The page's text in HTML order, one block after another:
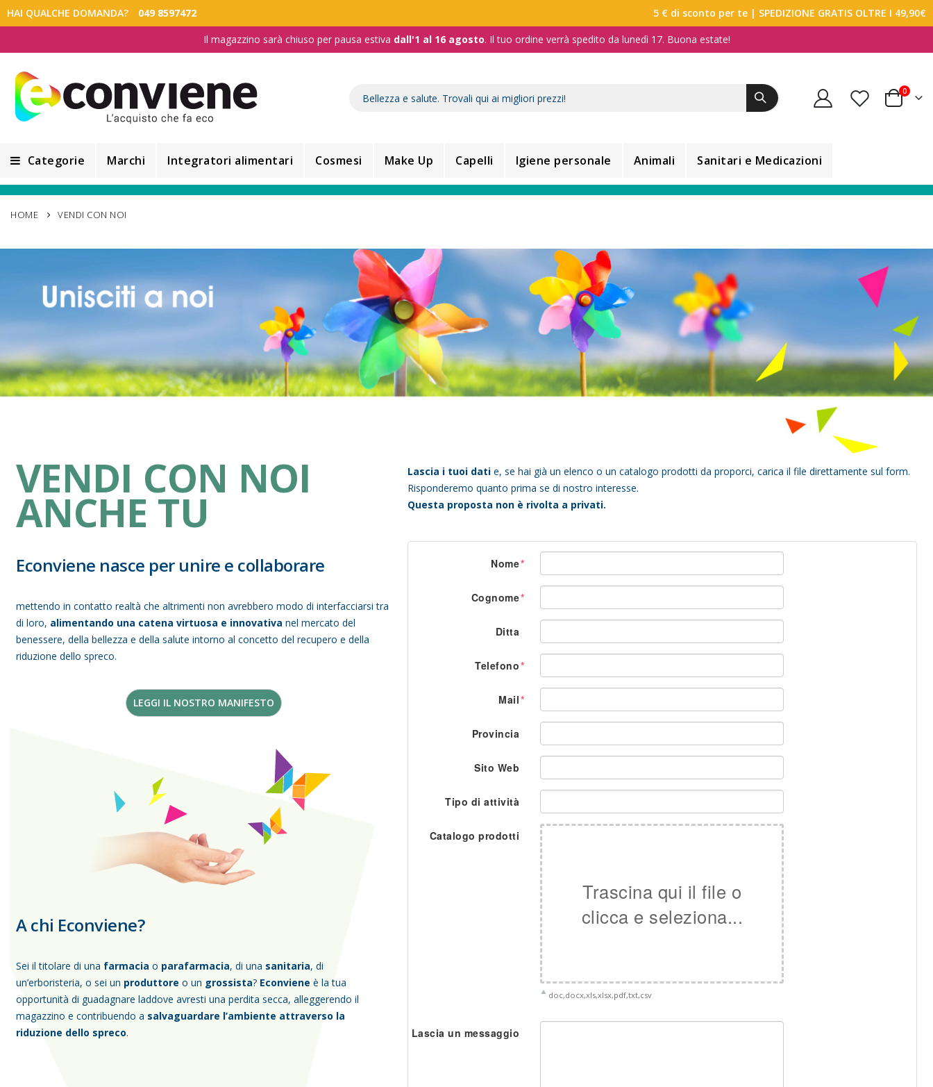
HAI QUALCHE DOMANDA? 049 8597472 5 € di sconto per te | SPEDIZIONE GRATIS OLTRE I 49,90€
Il magazzino sarà chiuso per pausa estiva dall'1 al 16 agosto. Il tuo ordine verrà spedito da lunedì 17. Buona estate!
Carrello
0
Categorie
Cosmetici Naturali
Make Up
Capelli
Igiene personale
Animali
Cura della Casa
Apparecchiature Elettromedicali
ZERO SPRECO
Promozioni
Mistery Box
Marchi Integratori alimentari Cosmesi Make Up Capelli Igiene personale Animali Sanitari e Medicazioni
HOME VENDI CON NOI
VENDI CON NOI
ANCHE TU
Econviene nasce per unire e collaborare
mettendo in contatto realtà che altrimenti non avrebbero modo di interfacciarsi tra
di loro, alimentando una catena virtuosa e innovativa nel mercato del
benessere, della bellezza e della salute intorno al concetto del recupero e della
riduzione dello spreco.
LEGGI IL NOSTRO MANIFESTO
A chi Econviene?
Sei il titolare di una farmacia o parafarmacia, di una sanitaria, di
un’erboristeria, o sei un produttore o un grossista? Econviene è la tua
opportunità di guadagnare laddove avresti una perdita secca, alleggerendo il
magazzino e contribuendo a salvaguardare l’ambiente attraverso la
riduzione dello spreco.
Lascia i tuoi dati e, se hai già un elenco o un catalogo prodotti da proporci, carica il file direttamente sul form.
Risponderemo quanto prima se di nostro interesse.
Questa proposta non è rivolta a privati.
Nome
Cognome
Ditta
Telefono
Mail
Provincia
Sito Web
Tipo di attività
Catalogo prodotti
Trascina qui il file o
clicca e seleziona...
doc,docx,xls,xlsx,pdf,txt,csv
Lascia un messaggio